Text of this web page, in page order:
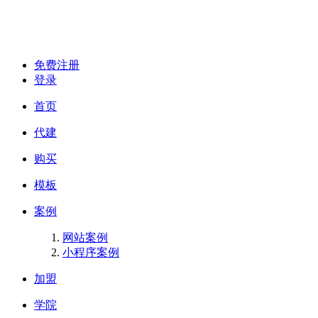
免费注册
登录
首页
代建
购买
模板
案例
网站案例
小程序案例
加盟
学院